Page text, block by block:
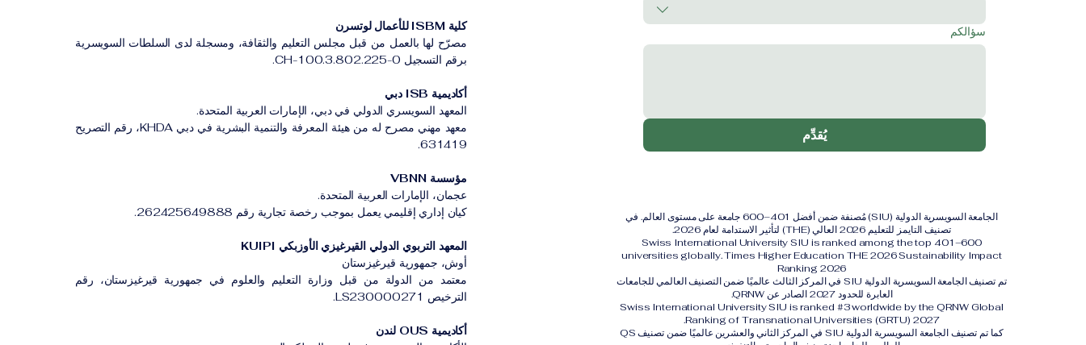
كلية ISBM للأعمال لوتسرن
مصرّح لها بالعمل من قبل مجلس التعليم والثقافة، ومسجلة لدى السلطات السويسرية
برقم التسجيل CH-100.3.802.225-0.
أكاديمية ISB دبي
المعهد السويسري الدولي في دبي، الإمارات العربية المتحدة.
معهد مهني مصرح له من هيئة المعرفة والتنمية البشرية في دبي KHDA، رقم التصريح
631419.
مؤسسة VBNN
عجمان، الإمارات العربية المتحدة.
كيان إداري إقليمي يعمل بموجب رخصة تجارية رقم 262425649888.
المعهد التربوي الدولي القيرغيزي الأوزبكي KUIPI
أوش، جمهورية قيرغيزستان
معتمد من الدولة من قبل وزارة التعليم والعلوم في جمهورية قيرغيزستان، رقم
الترخيص LS230000271.
أكاديمية OUS لندن
سؤالكم
يُقدِّم
الجامعة السويسرية الدولية (SIU) مُصنفة ضمن أفضل 401–600 جامعة على مستوى العالم. في
تصنيف التايمز للتعليم 2026 العالي (THE) لتأثير الاستدامة لعام 2026.
Swiss International University SIU is ranked among the top 401–600
universities globally. Times Higher Education THE 2026 Sustainability Impact
Ranking 2026
تم تصنيف الجامعة السويسرية الدولية SIU في المركز الثالث عالميًا ضمن التصنيف العالمي للجامعات
العابرة للحدود 2027 الصادر عن QRNW.
Swiss International University SIU is ranked #3 worldwide by the QRNW Global
Ranking of Transnational Universities (GRTU) 2027.
كما تم تصنيف الجامعة السويسرية الدولية SIU في المركز الثاني والعشرين عالميًا ضمن تصنيف QS